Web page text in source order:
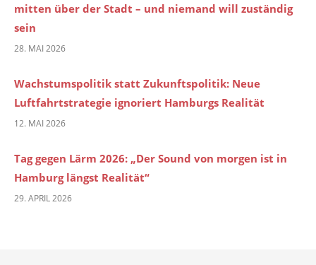
mitten über der Stadt – und niemand will zuständig
sein
28. MAI 2026
Wachstumspolitik statt Zukunftspolitik: Neue
Luftfahrtstrategie ignoriert Hamburgs Realität
12. MAI 2026
Tag gegen Lärm 2026: „Der Sound von morgen ist in
Hamburg längst Realität“
29. APRIL 2026